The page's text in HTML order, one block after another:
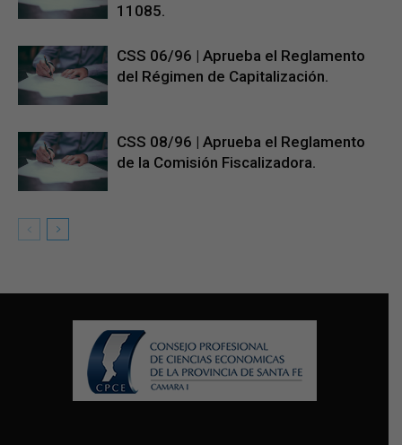
11085.
CSS 06/96 | Aprueba el Reglamento
del Régimen de Capitalización.
CSS 08/96 | Aprueba el Reglamento
de la Comisión Fiscalizadora.